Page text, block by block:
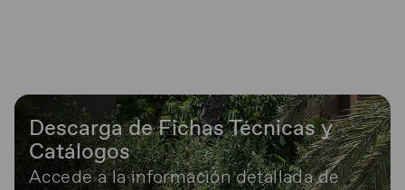
Descarga de Fichas Técnicas y
Catálogos
Accede a la información detallada de